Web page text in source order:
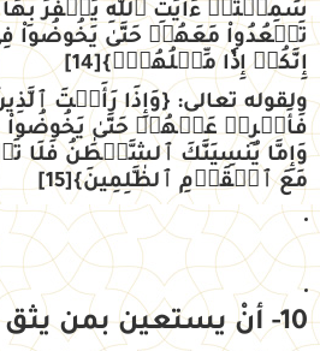
سَمِعۡتُمۡ ءَايَٰتِ ٱللَّهِ يُكۡفَرُ بِهَا
تَقۡعُدُواْ مَعَهُمۡ حَتَّىٰ يَخُوضُواْ
إِنَّكُمۡ إِذٗا مِّثۡلُهُمۡۗ}
[14]
ولقوله تعالى: {وَإِذَا رَأَيۡتَ
فَأَعۡرِضۡ عَنۡهُمۡ حَتَّىٰ يَخُوضُواْ
وَإِمَّا يُنسِيَنَّكَ ٱلشَّيۡطَٰنُ فَلَا
مَعَ ٱلۡقَوۡمِ ٱلظَّٰلِمِينَ}
[15]
10- أنْ يستعين بمن يثق بهم: